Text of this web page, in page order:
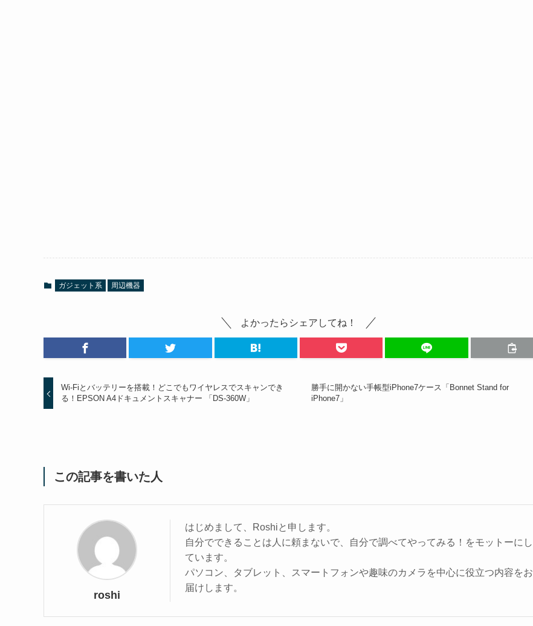
ガジェット系 周辺機器
よかったらシェアしてね！
Wi-Fiとバッテリーを搭載！どこでもワイヤレスでスキャンでき
る！EPSON A4ドキュメントスキャナー 「DS-360W」
勝手に開かない手帳型iPhone7ケース「Bonnet Stand for
iPhone7」
この記事を書いた人
roshi
はじめまして、Roshiと申します。
自分でできることは人に頼まないで、自分で調べてやってみる！をモットーにし
ています。
パソコン、タブレット、スマートフォンや趣味のカメラを中心に役立つ内容をお
届けします。